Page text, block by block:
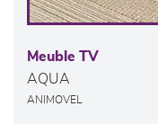
Meuble TV
AQUA
ANIMOVEL